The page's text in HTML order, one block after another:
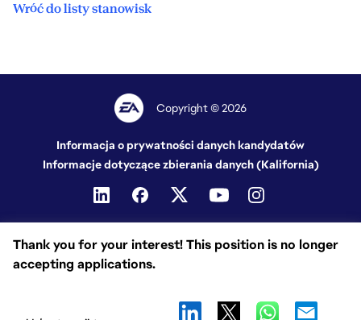
Wróć do listy stanowisk
Thank you for your interest! This position is no longer
accepting applications.
Copyright © 2026
Informacja o prywatności danych kandydatów
Informacje dotyczące zbierania danych (Kalifornia)